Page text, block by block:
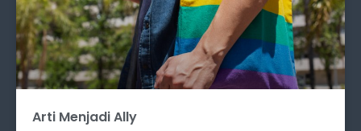
Arti Menjadi Ally